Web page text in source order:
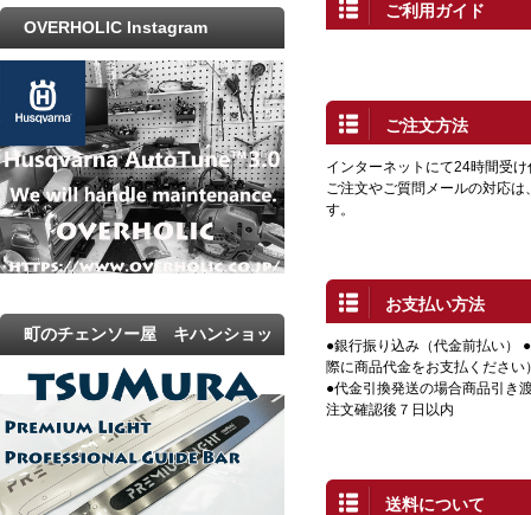
ご利用ガイド
ご注文方法
インターネットにて24時間受
ご注文やご質問メールの対応
す。
お支払い方法
●銀行振り込み（代金前払い）
際に商品代金をお支払ください
●代金引換発送の場合商品引き
注文確認後７日以内
送料について
OVERHOLIC Instagram
町のチェンソー屋 キハンショッ
プ